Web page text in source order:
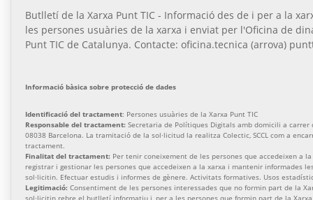
Butlletí de la Xarxa Punt TIC - Informació des de i per a la
les persones usuàries de la xarxa i enviat per l'Oficina de
Punt TIC de Catalunya. Contacte: oficina.tecnica (arrova)
Informació bàsica sobre protecció de dades
Identificació del tractament: Persones usuàries de la Xarxa Punt TIC
Responsable del tractament: Secretaria de Polítiques Digitals amb domicili a carrer
08038 Barcelona. La tramitació de la sol·licitud la realitza Colectic, SCCL com a
tractament.
Finalitat del tractament: Per tenir coneixement de les persones que accedeixen a la
registrar i gestionar les persones que accedeixen a la xarxa i mantenir informades
sol·licitin. Efectuar estudis i informes de gènere. Activitats formatives. Usos
Legitimació: Consentiment de les persones interessades que no formin part de la